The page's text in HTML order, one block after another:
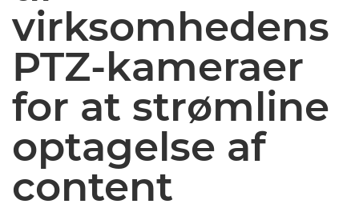
virksomhedens
PTZ-kameraer
for at strømline
optagelse af
content